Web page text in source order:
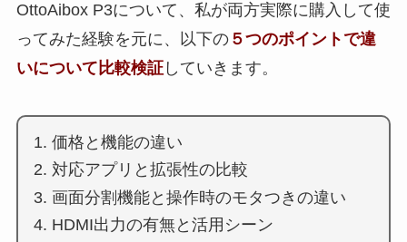
OttoAibox P3について、私が両方実際に購入して使
ってみた経験を元に、以下の５つのポイントで違
いについて比較検証していきます。
価格と機能の違い
対応アプリと拡張性の比較
画面分割機能と操作時のモタつきの違い
HDMI出力の有無と活用シーン